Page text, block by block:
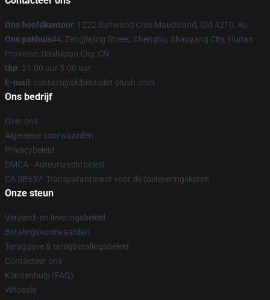
Ons hoofdkantoor: 1222 Sunwood Cres Maudsland, Qld 4210, Au
Ons pakhuis44, Zengjiajing Street, Chengbu, Shaoyang City, Hunan
Province, Dashiqiao City, CN
Uur: 21.00 uur 5.00 uur
E-mail : contact@skibiditoilet-plush.com
Ons bedrijf
Over ons
Algemene voorwaarden
Privacybeleid
DMCA - Auteursrechtbeleid
CA SB657: Transparantiewet voor de toeleveringsketen
Onze steun
Verzend- en leveringsbeleid
Betalingsvoorwaarden
Teruggave & terugbetalingsbeleid
Contacteer ons
Klantenhulp (FAQ)
Whosale